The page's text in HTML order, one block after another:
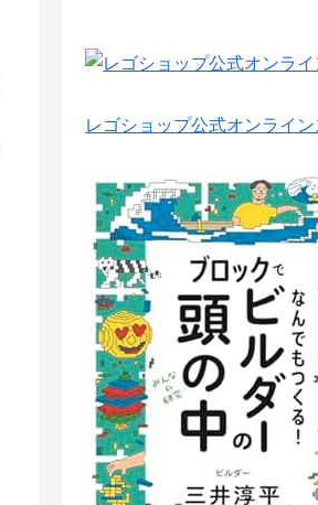
レゴショップ公式オンライ